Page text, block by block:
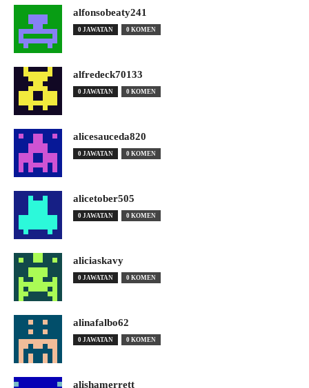
alfonsobeaty241
0 JAWATAN 0 KOMEN
alfredeck70133
0 JAWATAN 0 KOMEN
alicesauceda820
0 JAWATAN 0 KOMEN
alicetober505
0 JAWATAN 0 KOMEN
aliciaskavy
0 JAWATAN 0 KOMEN
alinafalbo62
0 JAWATAN 0 KOMEN
alishamerrett